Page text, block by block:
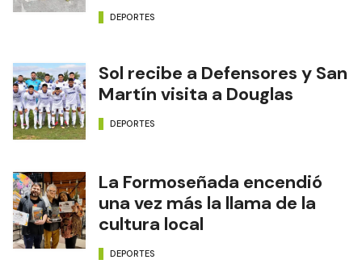
DEPORTES
Sol recibe a Defensores y San
Martín visita a Douglas
DEPORTES
La Formoseñada encendió
una vez más la llama de la
cultura local
DEPORTES